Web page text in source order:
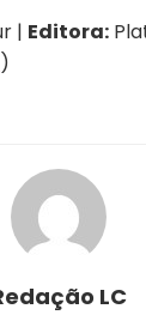
| Editora:
)
LC